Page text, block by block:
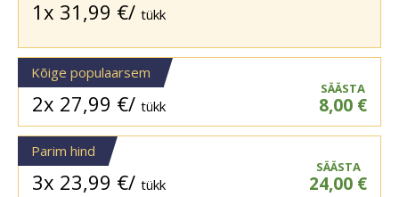
1x 31,99 €/ tükk
Kõige populaarsem
2x 27,99 €/ tükk
SÄÄSTA
8,00 €
Parim hind
3x 23,99 €/ tükk
SÄÄSTA
24,00 €